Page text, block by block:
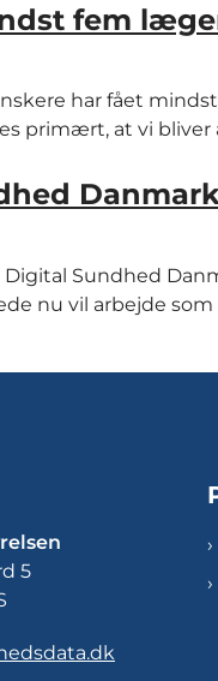
fem
har fået
primært, at vi bliver
Sundhed
nu vil arbejde som
5